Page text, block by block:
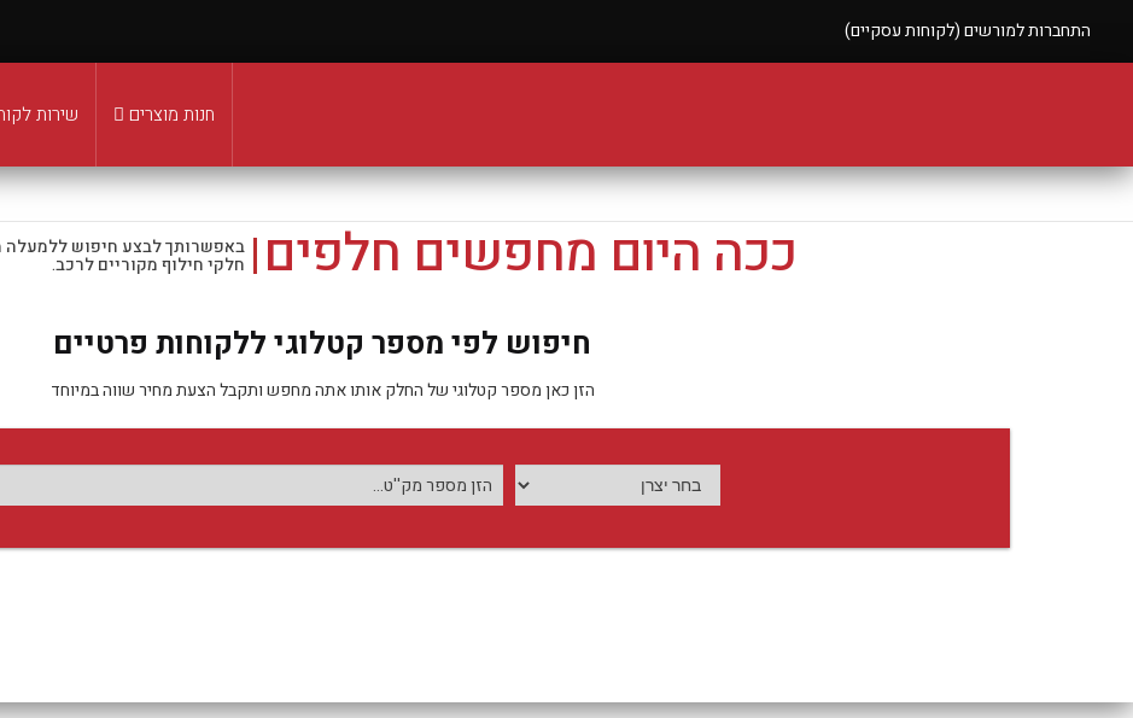
התחברות למורשים (לקוחות עסקיים)
חנות מוצרים שירות
ככה היום מחפשים חלפים באפשרותך לבצע חיפוש ללמעלה
חלקי חילוף מקוריים לרכב.
חיפוש לפי מספר קטלוגי ללקוחות פרטיים
הזן כאן מספר קטלוגי של החלק אותו אתה מחפש ותקבל הצעת מחיר שווה במיוחד